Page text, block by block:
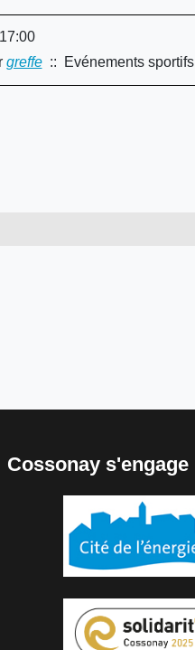
greffe:: Evénements sportifs
Cossonay s'engage